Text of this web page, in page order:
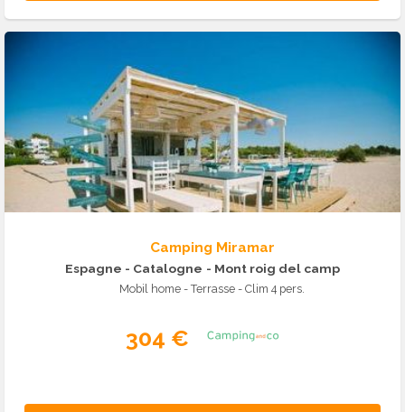
Camping Miramar
Espagne - Catalogne - Mont roig del camp
Mobil home - Terrasse - Clim 4 pers.
304 €